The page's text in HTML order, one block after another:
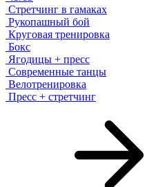
Стретчинг в гамаках
Рукопашный бой
Круговая тренировка
Бокс
Ягодицы + пресс
Современные танцы
Велотренировка
Пресс + стретчинг